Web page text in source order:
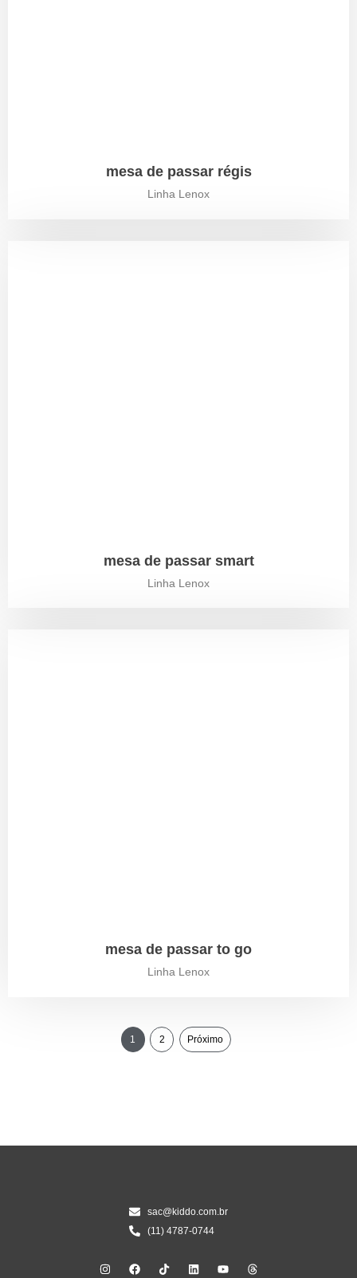
mesa de passar régis
Linha Lenox
mesa de passar smart
Linha Lenox
mesa de passar to go
Linha Lenox
1 2 Próximo
sac@kiddo.com.br
(11) 4787-0744